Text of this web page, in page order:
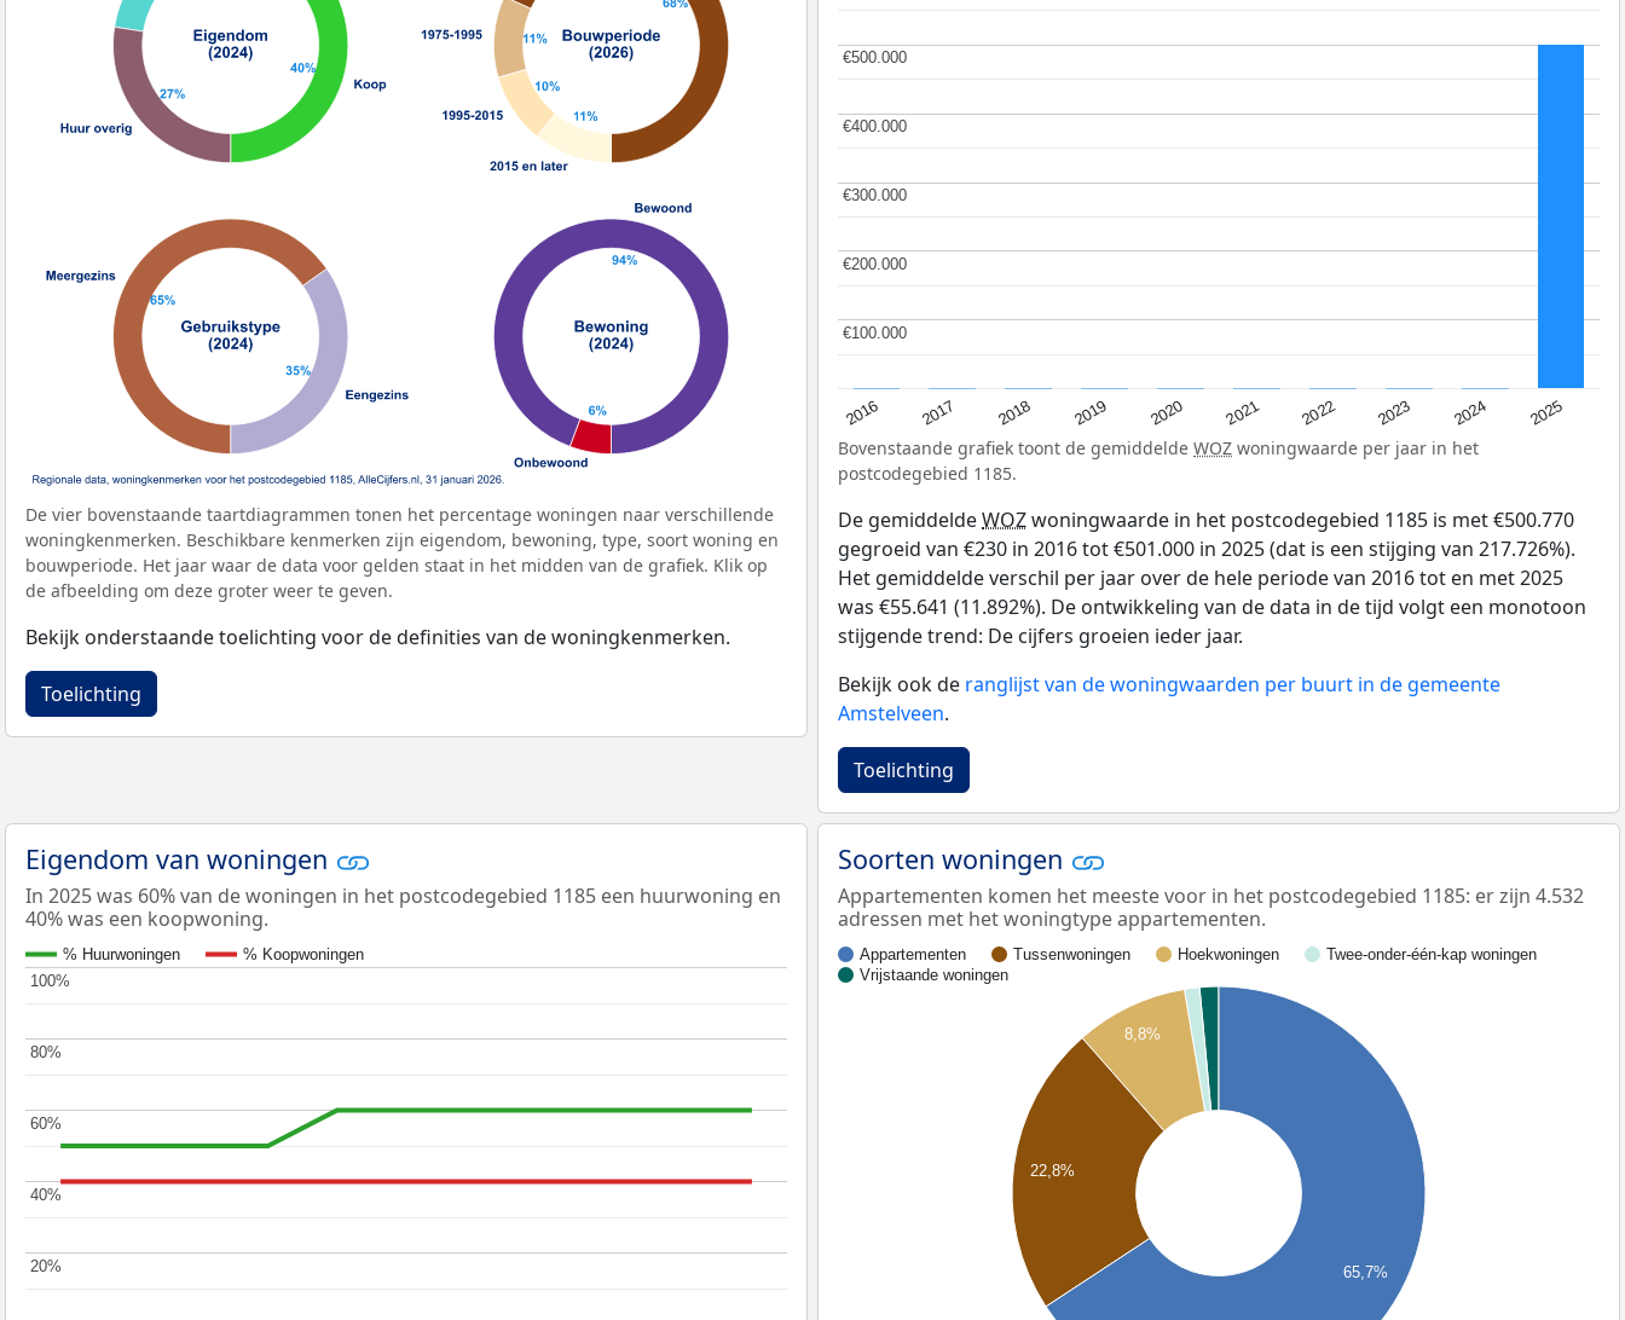
De vier bovenstaande taartdiagrammen tonen het percentage woningen naar verschillende
woningkenmerken. Beschikbare kenmerken zijn eigendom, bewoning, type, soort woning en
bouwperiode. Het jaar waar de data voor gelden staat in het midden van de grafiek. Klik op
de afbeelding om deze groter weer te geven.
Bekijk onderstaande toelichting voor de definities van de woningkenmerken.
Toelichting
2016 2017 2018 2019 2020 2021 2022 2023 2024 2025
€100.000
€100.000
€200.000
€200.000
€300.000
€300.000
€400.000
€400.000
€500.000
€500.000
Bovenstaande grafiek toont de gemiddelde WOZ woningwaarde per jaar in het
postcodegebied 1185.
De gemiddeldeWOZwoningwaarde in het postcodegebied 1185 is met €500.770
gegroeid van €230 in 2016 tot €501.000 in 2025 (dat is een stijging van 217.726%).
Het gemiddelde verschil per jaar over de hele periode van 2016 tot en met 2025
was €55.641 (11.892%). De ontwikkeling van de data in de tijd volgt een monotoon
stijgende trend: De cijfers groeien ieder jaar.
Bekijk ook de ranglijst van de woningwaarden per buurt in de gemeente
Amstelveen.
Toelichting
Eigendom van woningen
In 2025 was 60% van de woningen in het postcodegebied 1185 een huurwoning en
40% was een koopwoning.
% Huurwoningen % Koopwoningen
20%
20%
40%
40%
60%
60%
80%
80%
100%
100%
Soorten woningen
Appartementen komen het meeste voor in het postcodegebied 1185: er zijn 4.532
adressen met het woningtype appartementen.
Appartementen Tussenwoningen Hoekwoningen
Twee-onder-één-kap woningen
Vrijstaande woningen
8,8%
22,8%
65,7%